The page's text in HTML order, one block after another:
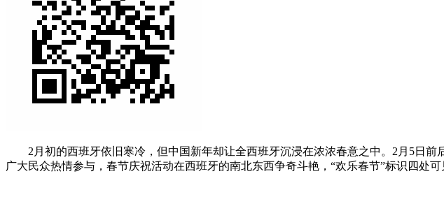
2月初的西班牙依旧寒冷，但中国新年却让全西班牙沉浸在浓浓春意之中。2月5日前
广大民众热情参与，春节庆祝活动在西班牙的南北东西争奇斗艳，“欢乐春节”标识四处可